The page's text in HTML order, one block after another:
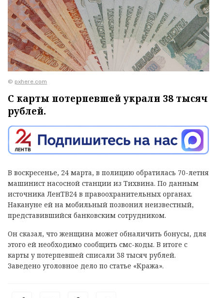
© pxhere.com
С карты потерпевшей украли 38 тысяч
рублей.
В воскресенье, 24 марта, в полицию обратилась 70-летня
машинист насосной станции из Тихвина. По данным
источника ЛенТВ24 в правоохранительных органах.
Накануне ей на мобильный позвонил неизвестный,
представившийся банковским сотрудником.
Он сказал, что женщина может обналичить бонусы, для
этого ей необходимо сообщить смс-коды. В итоге с
карты у потерпевшей списали 38 тысяч рублей.
Заведено уголовное дело по статье «Кража».